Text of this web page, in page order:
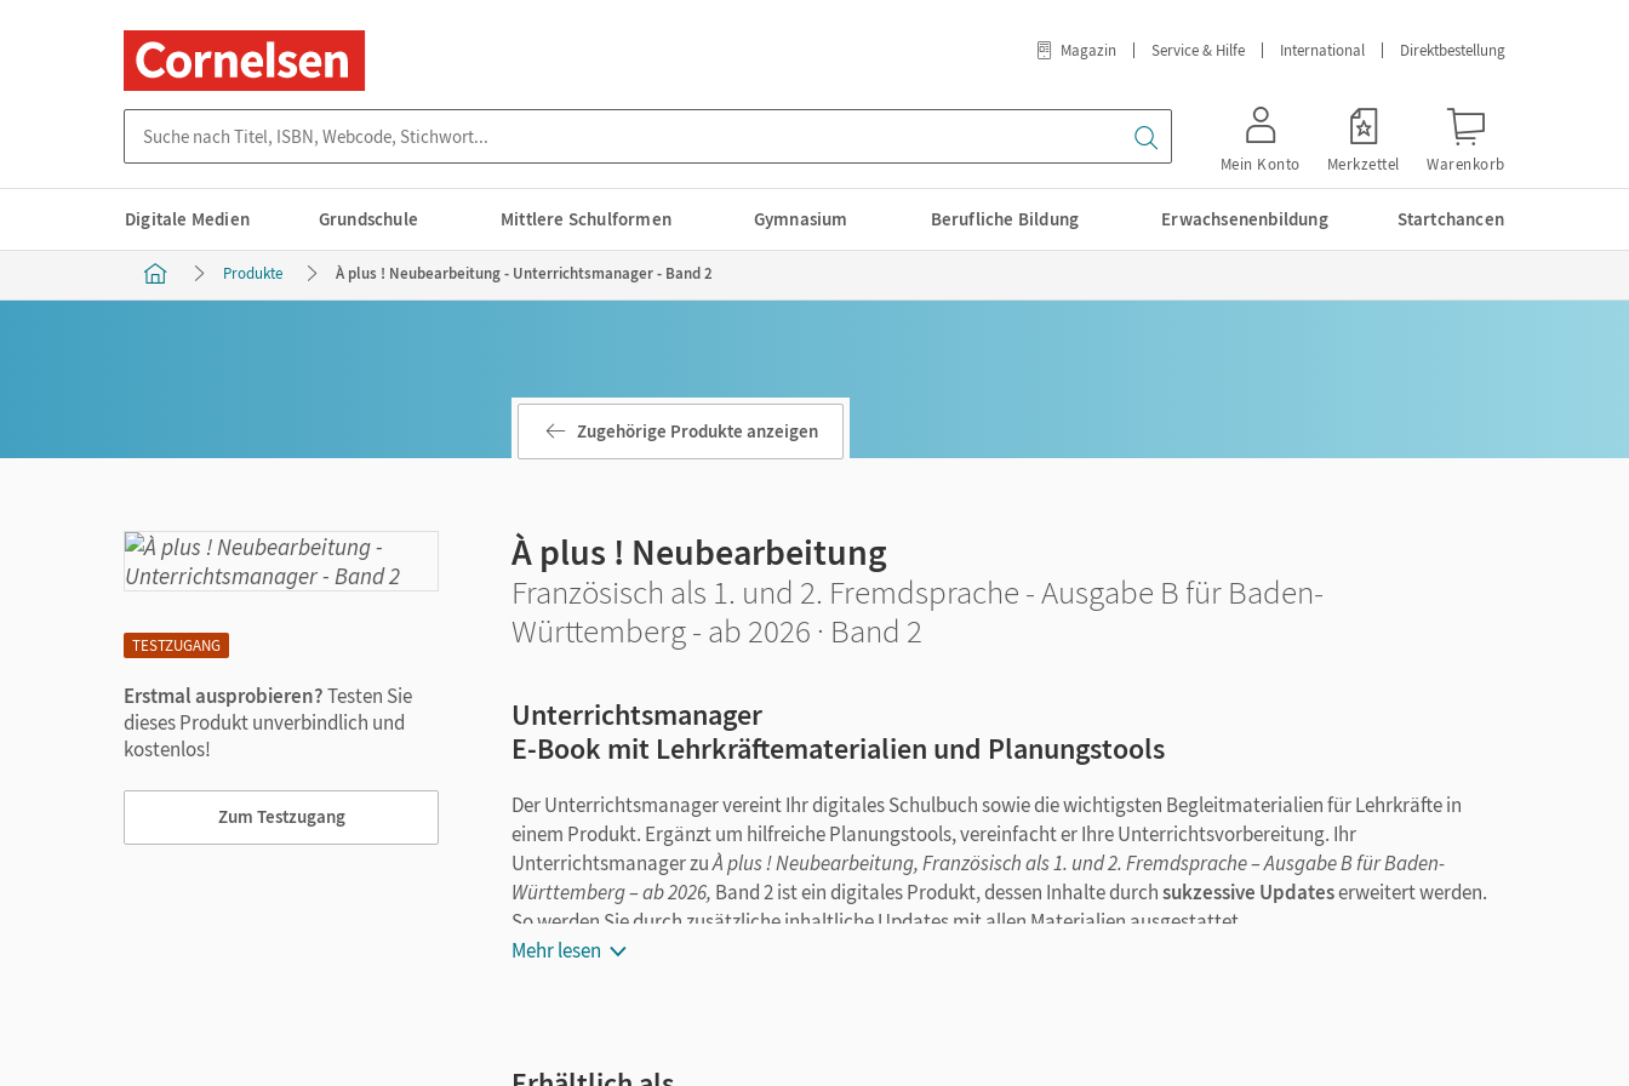
Magazin Service & Hilfe International Direktbestellung
Mein Konto Merkzettel Warenkorb
Digitale Medien Grundschule Mittlere Schulformen Gymnasium Berufliche Bildung Erwachsenenbildung Startchancen
Produkte À plus ! Neubearbeitung - Unterrichtsmanager - Band 2
TESTZUGANG
Erstmal ausprobieren?Testen Sie
dieses Produkt unverbindlich und
kostenlos!
Zum Testzugang
Zugehörige Produkte anzeigen
À plus ! Neubearbeitung
Französisch als 1. und 2. Fremdsprache - Ausgabe B für Baden-
Württemberg - ab 2026 · Band 2
Unterrichtsmanager
E-Book mit Lehrkräftematerialien und Planungstools
Der Unterrichtsmanager vereint Ihr digitales Schulbuch sowie die wichtigsten Begleitmaterialien für Lehrkräfte in
einem Produkt. Ergänzt um hilfreiche Planungstools, vereinfacht er Ihre Unterrichtsvorbereitung. Ihr
Unterrichtsmanager zuÀ plus ! Neubearbeitung, Französisch als 1. und 2. Fremdsprache – Ausgabe B für Baden-
Württemberg – ab 2026, Band 2 ist ein digitales Produkt, dessen Inhalte durchsukzessive Updateserweitert werden.
So werden Sie durch zusätzliche inhaltliche Updates mit allen Materialien ausgestattet.
Mehr lesen